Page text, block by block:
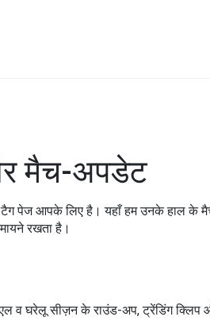
मैच-अपडेट
पेज आपके लिए है। यहाँ हम उनके हाल
रखता है।
व घरेलू सीज़न के राउंड-अप, ट्रेंडिंग क्लिप